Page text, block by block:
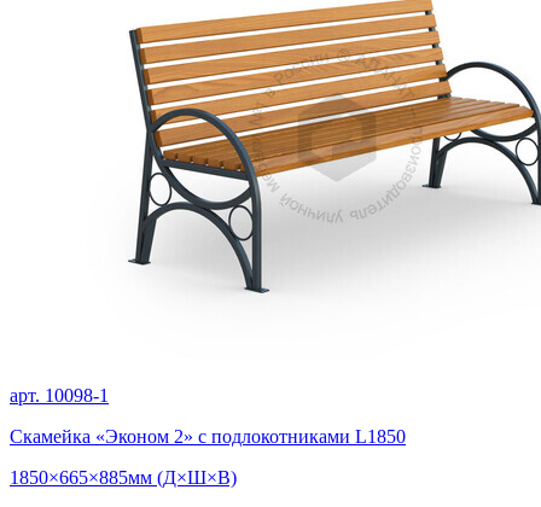
арт. 10098-1
Скамейка «Эконом 2» с подлокотниками L1850
1850×665×885мм (Д×Ш×В)